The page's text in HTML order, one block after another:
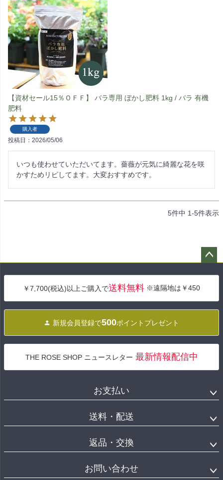
【資材セール15％ＯＦＦ】 バラ専用 ぼかし肥料 1kg / バラ 有機
肥料
購入者
投稿日 2026/05/06
いつも使わせていただいてます。薔薇が元気に綺麗な花を咲
かすためリピしてます。大変おすすめです。
5件中 1-5件表示
へ
￥7,700(税込)以上ご購入で送料無料 ※遠隔地は￥450
新規会員登録で500ポイントプレゼント
THE ROSE SHOP ニュースレター 最新情報配信中
お支払い
送料・配送
返品・交換
お問い合わせ